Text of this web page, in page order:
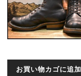
お買い物カゴに追加